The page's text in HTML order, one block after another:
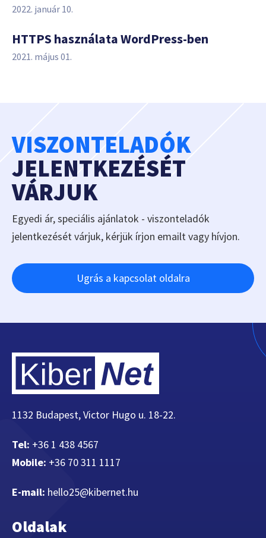
2022. január 10.
HTTPS használata WordPress-ben
2021. május 01.
VISZONTELADÓK
JELENTKEZÉSÉT
VÁRJUK
Egyedi ár, speciális ajánlatok - viszonteladók
jelentkezését várjuk, kérjük írjon emailt vagy hívjon.
Ugrás a kapcsolat oldalra
1132 Budapest, Victor Hugo u. 18-22.
Tel: +36 1 438 4567
Mobile: +36 70 311 1117
E-mail: hello25@kibernet.hu
Oldalak